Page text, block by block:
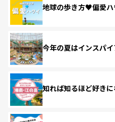
地球の歩き方♥偏愛ハ
今年の夏はインスパイ
知れば知るほど好き